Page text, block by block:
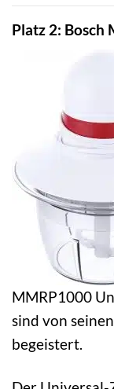
Platz 2: Bosch
MMRP1000
sind von
begeistert.